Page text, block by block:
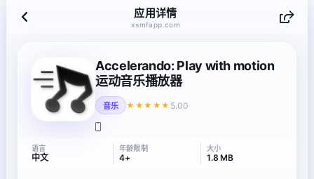
应用详情
xsmfapp.com
Accelerando: Play with motion
运动音乐播放器
音乐 ★★★★★ 5.00
语言
中文
年龄限制
4+
大小
1.8 MB